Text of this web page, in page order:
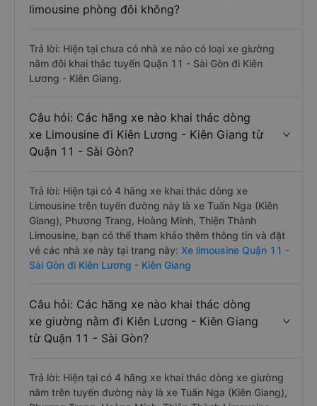
limousine phòng đôi không?
Trả lời: Hiện tại chưa có nhà xe nào có loại xe giường
nằm đôi khai thác tuyến Quận 11 - Sài Gòn đi Kiên
Lương - Kiên Giang.
Câu hỏi: Các hãng xe nào khai thác dòng
xe Limousine đi Kiên Lương - Kiên Giang từ
Quận 11 - Sài Gòn?
Trả lời: Hiện tại có 4 hãng xe khai thác dòng xe
Limousine trên tuyến đường này là xe Tuấn Nga (Kiên
Giang), Phương Trang, Hoàng Minh, Thiện Thành
Limousine, bạn có thể tham khảo thêm thông tin và đặt
vé các nhà xe này tại trang này: Xe limousine Quận 11 -
Sài Gòn đi Kiên Lương - Kiên Giang
Câu hỏi: Các hãng xe nào khai thác dòng
xe giường nằm đi Kiên Lương - Kiên Giang
từ Quận 11 - Sài Gòn?
Trả lời: Hiện tại có 4 hãng xe khai thác dòng xe giường
nằm trên tuyến đường này là xe Tuấn Nga (Kiên Giang),